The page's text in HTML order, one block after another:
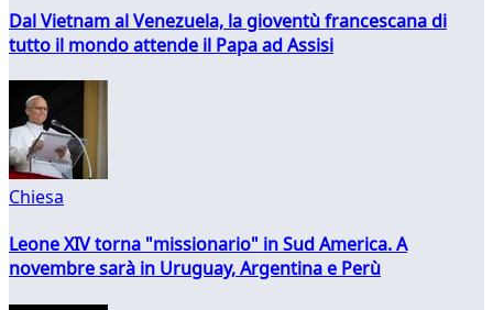
Dal Vietnam al Venezuela, la gioventù francescana di
tutto il mondo attende il Papa ad Assisi
Chiesa
Leone XIV torna "missionario" in Sud America. A
novembre sarà in Uruguay, Argentina e Perù